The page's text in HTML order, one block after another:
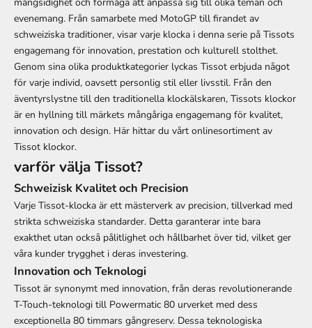
evenemang. Från samarbete med MotoGP till firandet av
schweiziska traditioner, visar varje klocka i denna serie på Tissots
engagemang för innovation, prestation och kulturell stolthet.
Genom sina olika produktkategorier lyckas Tissot erbjuda något
för varje individ, oavsett personlig stil eller livsstil. Från den
äventyrslystne till den traditionella klockälskaren, Tissots klockor
är en hyllning till märkets mångåriga engagemang för kvalitet,
innovation och design. Här hittar du vårt onlinesortiment av
Tissot klockor.
varför välja Tissot?
Schweizisk Kvalitet och Precision
Varje Tissot-klocka är ett mästerverk av precision, tillverkad med
strikta schweiziska standarder. Detta garanterar inte bara
exakthet utan också pålitlighet och hållbarhet över tid, vilket ger
våra kunder trygghet i deras investering.
Innovation och Teknologi
Tissot är synonymt med innovation, från deras revolutionerande
T-Touch-teknologi till Powermatic 80 urverket med dess
exceptionella 80 timmars gångreserv. Dessa teknologiska